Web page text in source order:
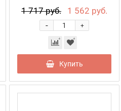
1 717 руб. 1 562 руб.
+
-
Купить